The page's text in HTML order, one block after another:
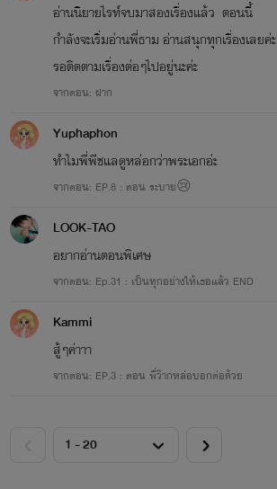
อ่านนิยายไรท์จบมาสองเรื่องแล้ว ตอนนี้
กำลังจะเริ่มอ่านพี่ธาม อ่านสนุกทุกเรื่องเลยค่ะ
รอติดตามเรื่องต่อๆไปอยู่นะค่ะ
จากตอน: ฝาก
Yuphaphon
ทำไมพี่พีชแลดูหล่อกว่าพระเอกอ่ะ
จากตอน: EP.8 : ตอน ระบาย😢
LOOK-TAO
อยากอ่านตอนพิเศษ
จากตอน: Ep.31 : เป็นทุกอย่างให้เธอแล้ว END
Kammi
สู้ๆค่าาา
จากตอน: EP.3 : ตอน พี่ว๊ากหล่อบอกต่อด้วย